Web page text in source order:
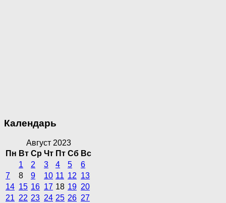
Календарь
Август 2023
Пн Вт Ср Чт Пт Сб Вс
1
2 3 4 5
6
7
8 9 10 11 12 13
14 15 16 17 18 19 20
21 22 23 24 25 26 27